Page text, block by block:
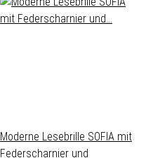
Moderne Lesebrille SOFIA mit
Federscharnier und